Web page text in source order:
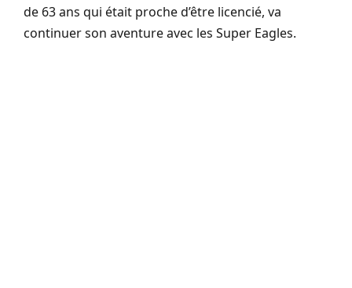
de 63 ans qui était proche d’être licencié, va
continuer son aventure avec les Super Eagles.